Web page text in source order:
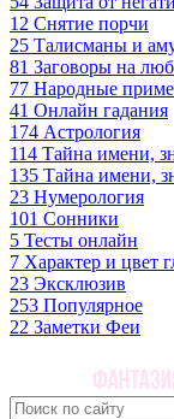
12 Снятие порчи
25 Талисманы и
81 Заговоры на
77 Народные
41 Онлайн гадания
174 Астрология
114 Тайна имени,
135 Тайна имени,
23 Нумерология
101 Сонники
5 Тесты онлайн
7 Характер и цвет
23 Эксклюзив
253 Популярное
22 Заметки Феи